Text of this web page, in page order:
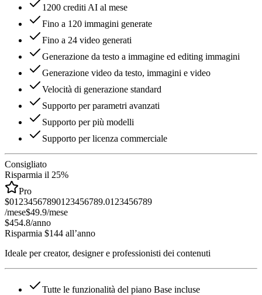
1200 crediti AI al mese
Fino a 120 immagini generate
Fino a 24 video generati
Generazione da testo a immagine ed editing immagini
Generazione video da testo, immagini e video
Velocità di generazione standard
Supporto per parametri avanzati
Supporto per più modelli
Supporto per licenza commerciale
Consigliato
Risparmia il 25%
Pro
$01 2345678901 23456789.01 23456789
/mese$49.9/mese
$454.8/anno
Risparmia $144 all’anno
Ideale per creator, designer e professionisti dei contenuti
Tutte le funzionalità del piano Base incluse